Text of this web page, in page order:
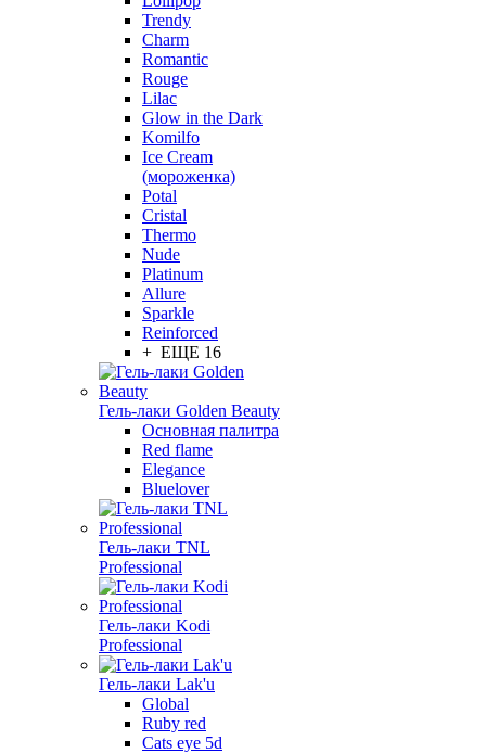
Trendy
Charm
Romantic
Rouge
Lilac
Glow in the Dark
Komilfo
Ice Cream
(мороженка)
Potal
Cristal
Thermo
Nude
Platinum
Allure
Sparkle
Reinforced
+ ЕЩЕ 16
Гель-лаки Golden Beauty
Основная палитра
Red flame
Elegance
Bluelover
Гель-лаки TNL
Professional
Гель-лаки Kodi
Professional
Гель-лаки Lak'u
Global
Ruby red
Cats eye 5d